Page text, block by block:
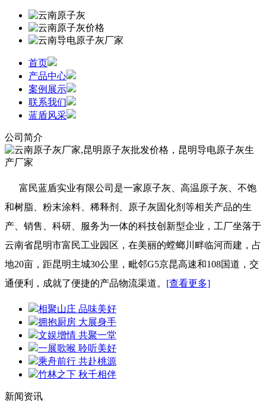
首页
产品中心
案例展示
联系我们
蓝盾风采
公司简介
富民蓝盾实业有限公司是一家原子灰、高温原子灰、不饱
和树脂、粉末涂料、稀释剂、原子灰固化剂等相关产品的生
产、销售、科研、服务为一体的科技创新型企业，工厂坐落于
云南省昆明市富民工业园区，在美丽的螳螂川畔临河而建，占
地20亩，距昆明主城30公里，毗邻G5京昆高速和108国道，交
通便利，成就了便捷的产品物流渠道。 [查看更多]
相聚山庄 品味美好
拥抱厨房 大展身手
文娱增情 共聚一堂
一展歌喉 聆听美好
乘舟前行 共赴桃源
竹林之下 秋千相伴
新闻资讯